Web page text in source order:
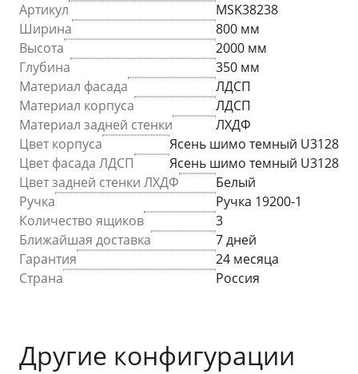
Артикул
MSK38238
Ширина
800 мм
Высота
2000 мм
Глубина
350 мм
Материал фасада
ЛДСП
Материал корпуса
ЛДСП
Материал задней стенки
ЛХДФ
Цвет корпуса
Ясень шимо темный U3128
Цвет фасада ЛДСП
Ясень шимо темный U3128
Цвет задней стенки ЛХДФ
Белый
Ручка
Ручка 19200-1
Количество ящиков
3
Ближайшая доставка
7 дней
Гарантия
24 месяца
Страна
Россия
Другие конфигурации